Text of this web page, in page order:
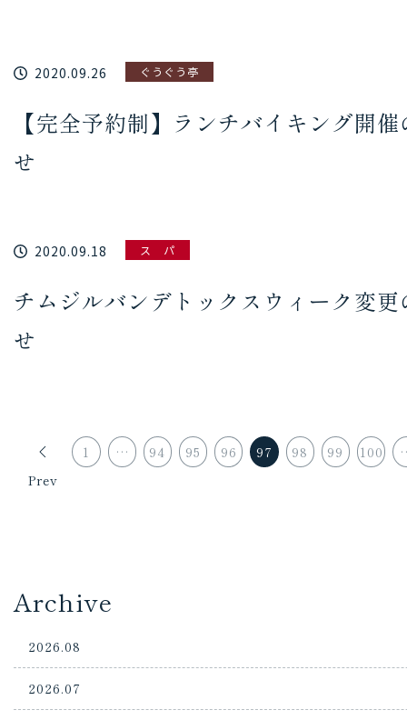
2020.09.26 ぐうぐう亭
【完全予約制】ランチバイキング開
せ
2020.09.18 ス パ
チムジルバンデトックスウィーク変
せ
Prev
1 … 94 95 96 97 98 99 100
Archive
2026.08
2026.07